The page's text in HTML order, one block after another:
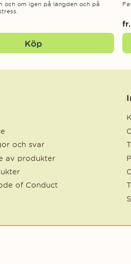
och om igen på längden och på
Köp
och svar
av produkter
of Conduct